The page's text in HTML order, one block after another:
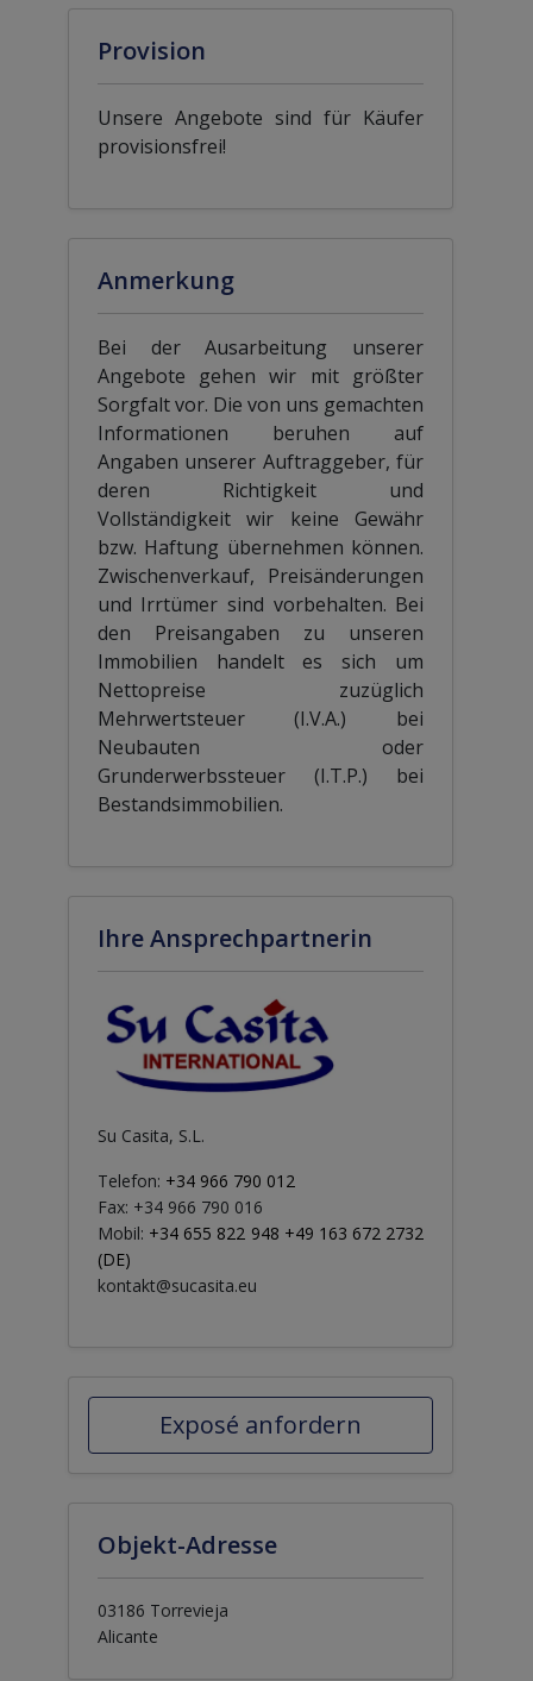
Provision
Unsere Angebote sind für Käufer
provisionsfrei!
Anmerkung
Bei der Ausarbeitung unserer
Angebote gehen wir mit größter
Sorgfalt vor. Die von uns gemachten
Informationen beruhen auf
Angaben unserer Auftraggeber, für
deren Richtigkeit und
Vollständigkeit wir keine Gewähr
bzw. Haftung übernehmen können.
Zwischenverkauf, Preisänderungen
und Irrtümer sind vorbehalten. Bei
den Preisangaben zu unseren
Immobilien handelt es sich um
Nettopreise zuzüglich
Mehrwertsteuer (I.V.A.) bei
Neubauten oder
Grunderwerbssteuer (I.T.P.) bei
Bestandsimmobilien.
Ihre Ansprechpartnerin
Su Casita, S.L.
Telefon: +34 966 790 012
Fax: +34 966 790 016
Mobil: +34 655 822 948 +49 163 672 2732
(DE)
kontakt@sucasita.eu
Exposé anfordern
Objekt-Adresse
03186 Torrevieja
Alicante